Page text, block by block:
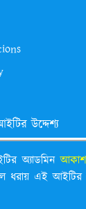
উদ্দেশ্য
অ্যাডমিনআকাশ
ধরায় এই